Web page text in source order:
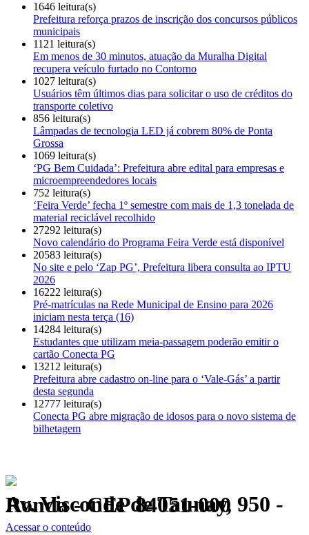
1646 leitura(s)
Prefeitura reforça prazos de inscrição dos concursos públicos
municipais
1121 leitura(s)
Em menos de 30 minutos, atuação da Muralha Digital
recupera veículo furtado no Contorno
1027 leitura(s)
Usuários têm últimos dias para solicitar o uso de créditos do
transporte coletivo
856 leitura(s)
Lâmpadas de tecnologia LED já cobrem 80% de Ponta
Grossa
1069 leitura(s)
‘PG Bem Cuidada’: Prefeitura abre edital para empresas e
microempreendedores locais
752 leitura(s)
‘Feira Verde’ fecha 1º semestre com mais de 1,3 tonelada de
material reciclável recolhido
27292 leitura(s)
Novo calendário do Programa Feira Verde está disponível
20583 leitura(s)
No site e pelo ‘Zap PG’, Prefeitura libera consulta ao IPTU
2026
16222 leitura(s)
Pré-matrículas na Rede Municipal de Ensino para 2026
iniciam nesta terça (16)
14284 leitura(s)
Estudantes que utilizam meia-passagem poderão emitir o
cartão Conecta PG
13212 leitura(s)
Prefeitura abre cadastro on-line para o ‘Vale-Gás’ a partir
desta segunda
12777 leitura(s)
Conecta PG abre migração de idosos para o novo sistema de
bilhetagem
Av. Visconde de Taunay, 950 - Ronda - CEP 84051-000
Política de Privacidade.
Acessar o conteúdo